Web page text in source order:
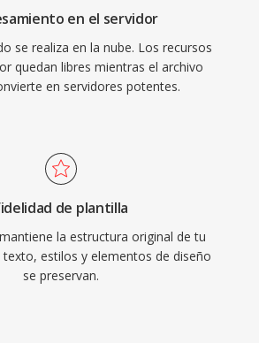
en el servidor
se realiza en la nube. Los recursos
quedan libres mientras el archivo
en servidores potentes.
de plantilla
la estructura original de tu
estilos y elementos de diseño
se preservan.